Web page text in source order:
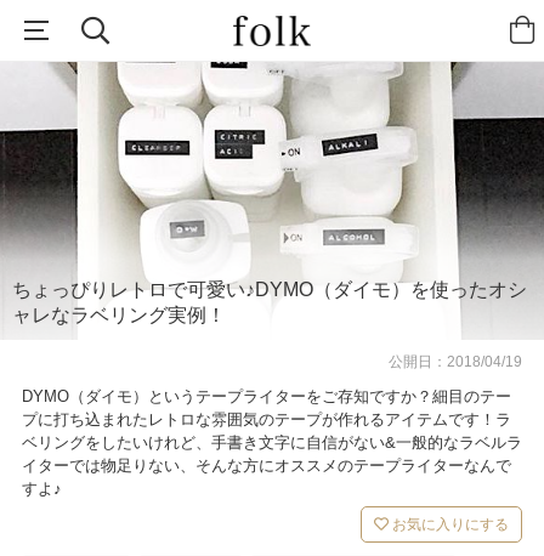
ちょっぴりレトロで可愛い♪DYMO（ダイモ）を使ったオシ
ャレなラベリング実例！
公開日：2018/04/19
DYMO（ダイモ）というテープライターをご存知ですか？細目のテー
プに打ち込まれたレトロな雰囲気のテープが作れるアイテムです！ラ
ベリングをしたいけれど、手書き文字に自信がない&一般的なラベルラ
イターでは物足りない、そんな方にオススメのテープライターなんで
すよ♪
お気に入りにする